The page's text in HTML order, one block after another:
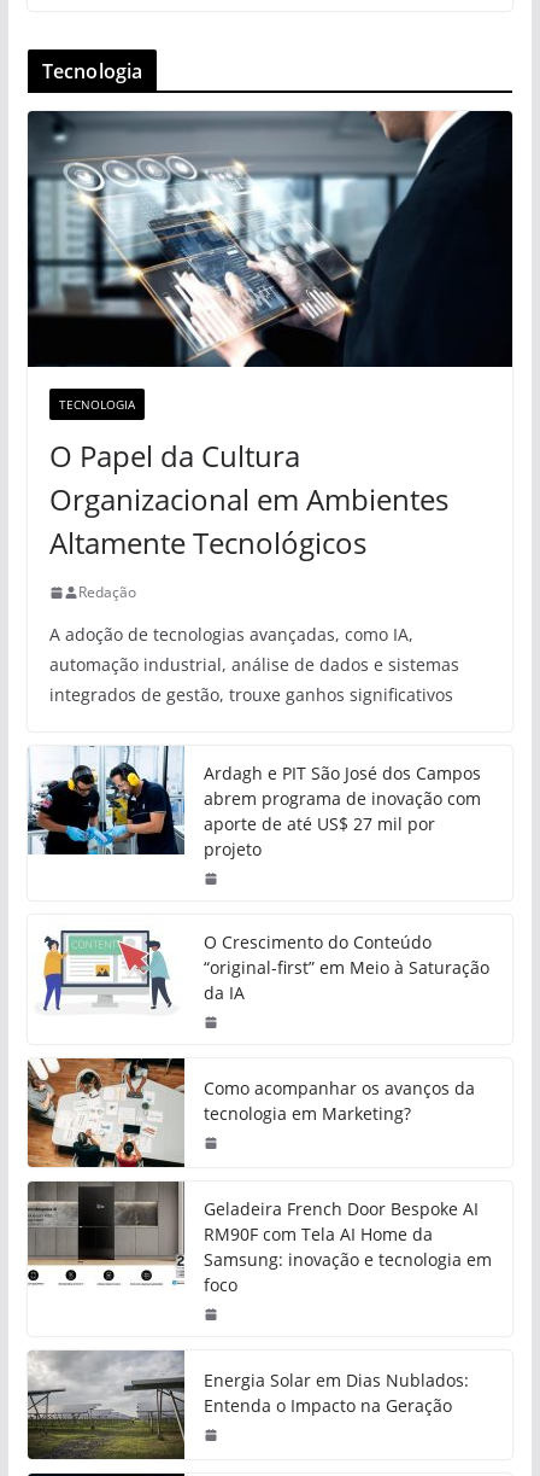
Tecnologia
TECNOLOGIA
O Papel da Cultura
Organizacional em Ambientes
Altamente Tecnológicos
Redação
A adoção de tecnologias avançadas, como IA,
automação industrial, análise de dados e sistemas
integrados de gestão, trouxe ganhos significativos
Ardagh e PIT São José dos Campos
abrem programa de inovação com
aporte de até US$ 27 mil por
projeto
O Crescimento do Conteúdo
“original-first” em Meio à Saturação
da IA
Como acompanhar os avanços da
tecnologia em Marketing?
Geladeira French Door Bespoke AI
RM90F com Tela AI Home da
Samsung: inovação e tecnologia em
foco
Energia Solar em Dias Nublados:
Entenda o Impacto na Geração